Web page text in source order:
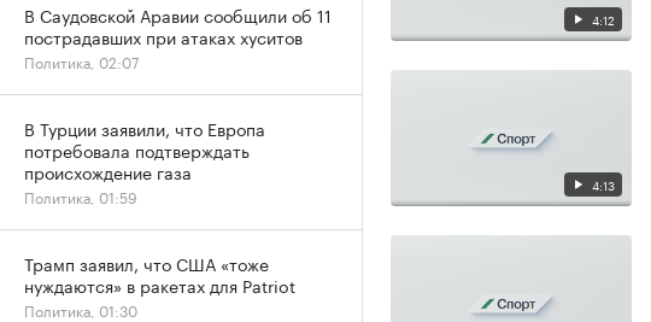
4:12
4:13
В Саудовской Аравии сообщили об 11
пострадавших при атаках хуситов
Политика, 02:07
В Турции заявили, что Европа
потребовала подтверждать
происхождение газа
Политика, 01:59
Трамп заявил, что США «тоже
нуждаются» в ракетах для Patriot
Политика, 01:30